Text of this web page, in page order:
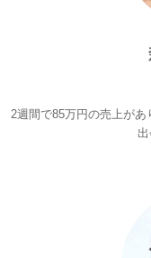
2週間で85万円の売上が